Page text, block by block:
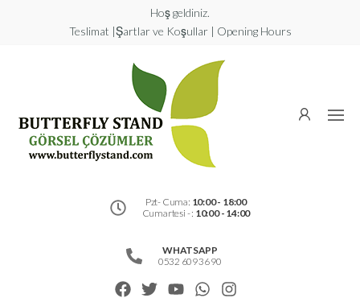
Hoş geldiniz.
Teslimat |Şartlar ve Koşullar | Opening Hours
Görsel
Pzt- Cuma: 10:00 - 18:00
Cumartesi - : 10:00 - 14:00
WHATSAPP
0532 609 36 90